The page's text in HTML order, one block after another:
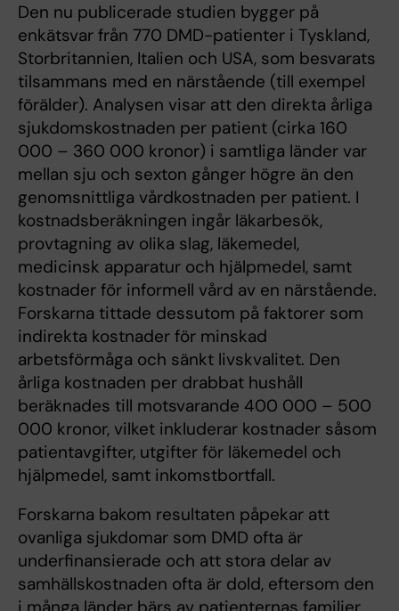
Den nu publicerade studien bygger på
enkätsvar från 770 DMD-patienter i Tyskland,
Storbritannien, Italien och USA, som besvarats
tilsammans med en närstående (till exempel
förälder). Analysen visar att den direkta årliga
sjukdomskostnaden per patient (cirka 160
000 – 360 000 kronor) i samtliga länder var
mellan sju och sexton gånger högre än den
genomsnittliga vårdkostnaden per patient. I
kostnadsberäkningen ingår läkarbesök,
provtagning av olika slag, läkemedel,
medicinsk apparatur och hjälpmedel, samt
kostnader för informell vård av en närstående.
Forskarna tittade dessutom på faktorer som
indirekta kostnader för minskad
arbetsförmåga och sänkt livskvalitet. Den
årliga kostnaden per drabbat hushåll
beräknades till motsvarande 400 000 – 500
000 kronor, vilket inkluderar kostnader såsom
patientavgifter, utgifter för läkemedel och
hjälpmedel, samt inkomstbortfall.
Forskarna bakom resultaten påpekar att
ovanliga sjukdomar som DMD ofta är
underfinansierade och att stora delar av
samhällskostnaden ofta är dold, eftersom den